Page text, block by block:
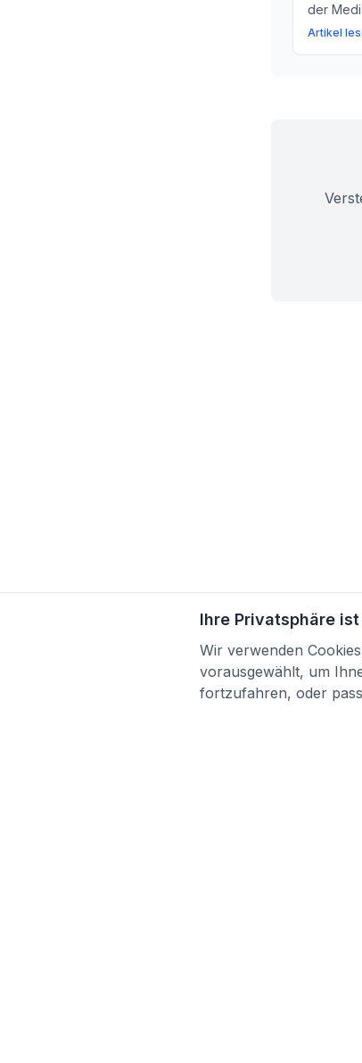
der
über
Artikel
Ihre Privatsphäre
Wir verwenden
vorausgewählt, um
fortzufahren, oder